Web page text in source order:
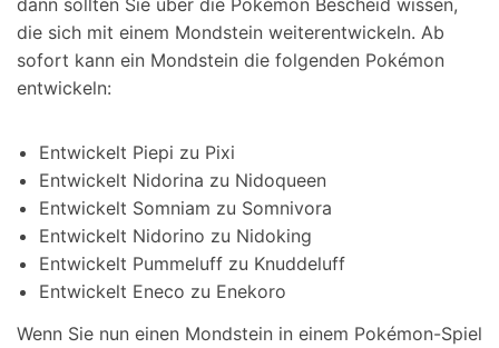
dann sollten Sie über die Pokémon Bescheid wissen,
die sich mit einem Mondstein weiterentwickeln. Ab
sofort kann ein Mondstein die folgenden Pokémon
entwickeln:
Entwickelt Piepi zu Pixi
Entwickelt Nidorina zu Nidoqueen
Entwickelt Somniam zu Somnivora
Entwickelt Nidorino zu Nidoking
Entwickelt Pummeluff zu Knuddeluff
Entwickelt Eneco zu Enekoro
Wenn Sie nun einen Mondstein in einem Pokémon-Spiel